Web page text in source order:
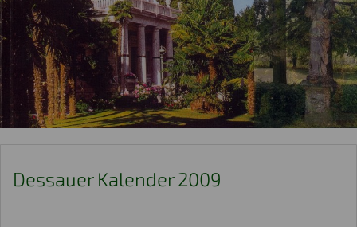
Dessauer Kalender 2009